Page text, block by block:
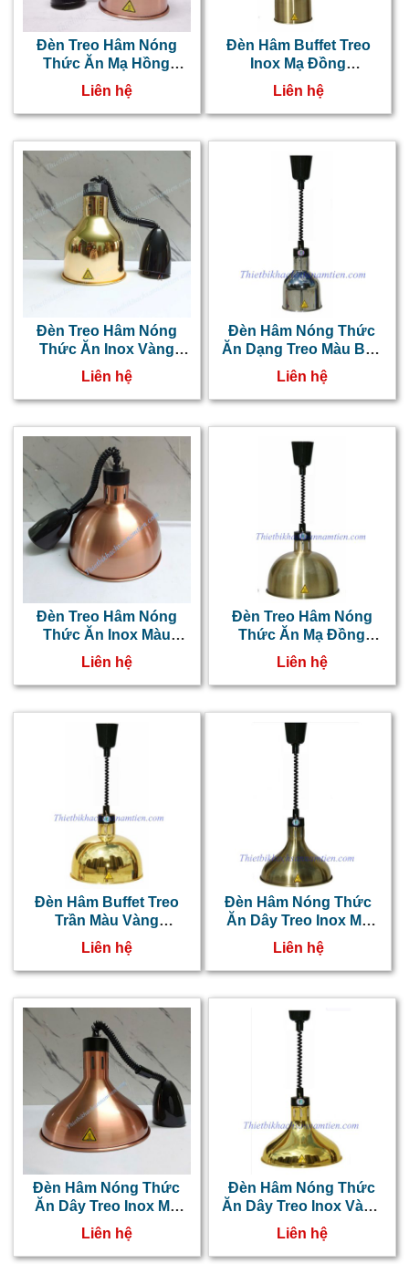
Đèn Treo Hâm Nóng
Thức Ăn Mạ Hồng
NT0303044
Liên hệ
Đèn Hâm Buffet Treo
Inox Mạ Đồng
NT0303043
Liên hệ
Đèn Treo Hâm Nóng
Thức Ăn Inox Vàng
NT0303042
Liên hệ
Đèn Hâm Nóng Thức
Ăn Dạng Treo Màu Bạc
NT0303041
Liên hệ
Đèn Treo Hâm Nóng
Thức Ăn Inox Màu
Hồng NT0303040
Liên hệ
Đèn Treo Hâm Nóng
Thức Ăn Mạ Đồng
NT0303039
Liên hệ
Đèn Hâm Buffet Treo
Trần Màu Vàng
NT0303038
Liên hệ
Đèn Hâm Nóng Thức
Ăn Dây Treo Inox Mạ
Đồng NT0303037
Liên hệ
Đèn Hâm Nóng Thức
Ăn Dây Treo Inox Mạ
Hồng NT0303036
Liên hệ
Đèn Hâm Nóng Thức
Ăn Dây Treo Inox Vàng
NT0303035
Liên hệ